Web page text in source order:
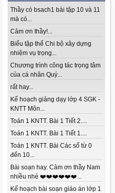
Thầy có bsach1 bài tập 10 và 11
mà có...
Cảm ơn thầy!...
Biểu tập thể Chi bộ xây dựng
nhiệm vụ trọng...
Chương trình công tác trọng tâm
của cá nhân Quý...
rất hay...
Kế hoạch giảng dạy lớp 4 SGK -
KNTT Môn...
Toán 1 KNTT. Bài 1 Tiết 2....
Toán 1 KNTT. Bài 1 Tiết 1....
Toán 1 KNTT. Bài Các số từ 0
đến 10...
Bài soạn hay. Cảm ơn thầy Nam
nhiều nhé ❤️❤️❤️❤️❤️❤️...
Kế hoạch bài soạn giáo án lớp 1